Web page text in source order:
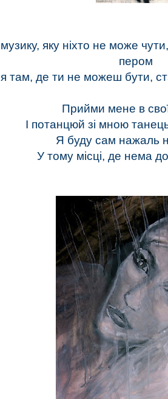
яку ніхто не може
пером
там, де ти не можеш бути,
Прийми мене в
І потанцюй зі мною
Я буду сам нажаль
У тому місці, де нема